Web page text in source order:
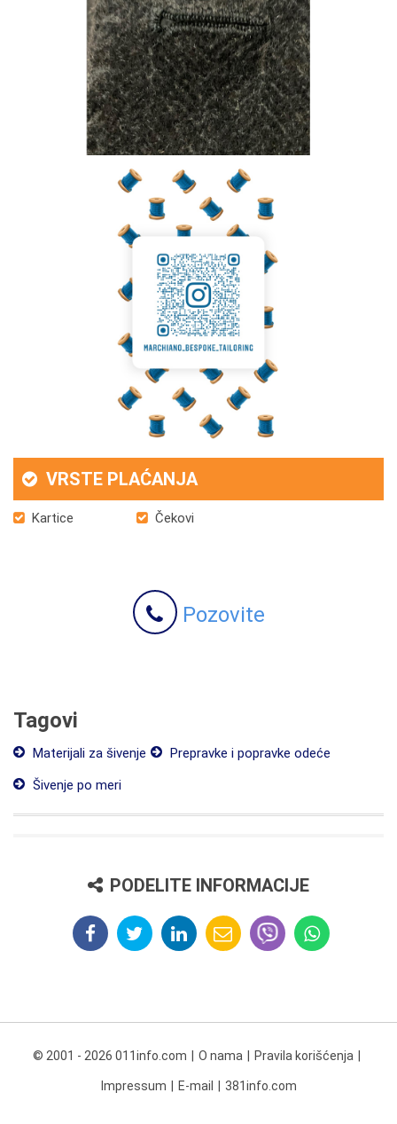
VRSTE PLAĆANJA
Kartice Čekovi
Pozovite
Tagovi
Materijali za šivenje
Prepravke i popravke odeće
Šivenje po meri
PODELITE INFORMACIJE
© 2001 - 2026 011info.com O nama Pravila korišćenja
Impressum E-mail 381info.com